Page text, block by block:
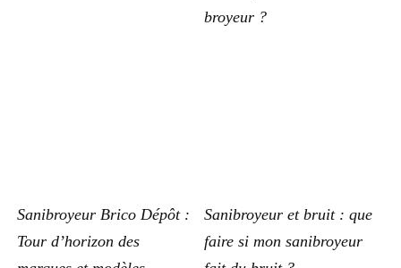
broyeur ?
Sanibroyeur Brico Dépôt :
Tour d’horizon des
Sanibroyeur et bruit : que
faire si mon sanibroyeur